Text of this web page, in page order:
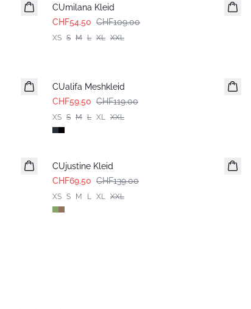
CUmilana Kleid
CHF54.50 CHF109.00
XS S M L XL XXL
CUalifa Meshkleid
CHF59.50 CHF119.00
XS S M L XL XXL
CUjustine Kleid
CHF69.50 CHF139.00
XS S M L XL XXL